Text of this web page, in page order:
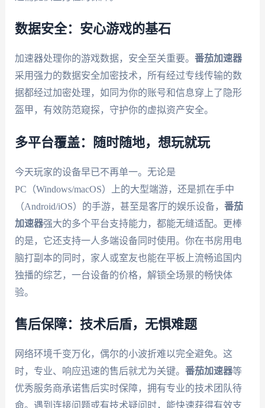
数据安全：安心游戏的基石
加速器处理你的游戏数据，安全至关重要。 番茄加速器
采用强力的数据安全加密技术，所有经过专线传输的数
据都经过加密处理，如同为你的账号和信息穿上了隐形
盔甲，有效防范窥探，守护你的虚拟资产安全。
多平台覆盖：随时随地，想玩就玩
今天玩家的设备早已不再单一。无论是
PC（Windows/macOS）上的大型端游，还是抓在手中
（Android/iOS）的手游，甚至是客厅的娱乐设备， 番茄
加速器强大的多个平台支持能力，都能无缝适配。更棒
的是，它还支持一人多端设备同时使用。你在书房用电
脑打副本的同时，家人或室友也能在平板上流畅追国内
独播的综艺，一台设备的价格，解锁全场景的畅快体
验。
售后保障：技术后盾，无惧难题
网络环境千变万化，偶尔的小波折难以完全避免。这
时，专业、响应迅速的售后就尤为关键。 番茄加速器等
优秀服务商承诺售后实时保障，拥有专业的技术团队待
命。遇到连接问题或有技术疑问时，能快速获得有效支